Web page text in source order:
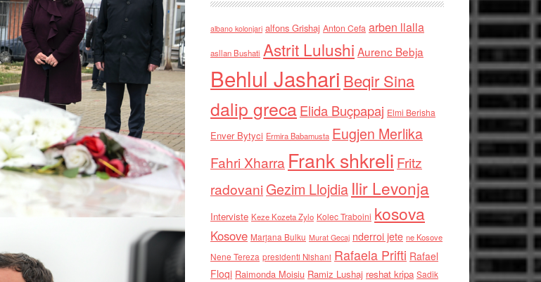
albano kolonjari alfons Grishaj Anton Cefa arben llalla
asllan Bushati Astrit Lulushi Aurenc Bebja
Behlul Jashari Beqir Sina
dalip grecaElida Buçpapaj Elmi Berisha
Enver Bytyci Ermira Babamusta Eugjen Merlika
Fahri Xharra Frank shkreli Fritz
radovaniGezim Llojdia Ilir Levonja
Interviste Keze Kozeta Zylo Kolec Traboini kosova
Kosove Marjana Bulku Murat Gecaj nderroi jete ne Kosove
Nene Tereza presidenti Nishani Rafaela Prifti Rafael
Floqi Raimonda Moisiu Ramiz Lushaj reshat kripa Sadik